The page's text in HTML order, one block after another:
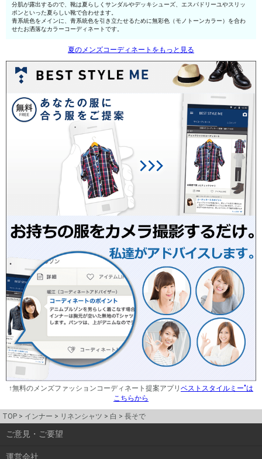
分肌が露出するので、靴は夏らしくサンダルやデッキシューズ、エスパドリーユやスリッ
ポンといった夏らしい靴で合わせます。
青系統色をメインに、青系統色を引き立たせるために無彩色（モノトーンカラー）を合わ
せたお洒落なカラーコーディネートです。
夏のメンズコーディネートをもっと見る
↑無料のメンズファッションコーディネート提案アプリ ベストスタイルミー"は
こちらから
TOP インナー リネンシャツ 白 長そで
ご意見・ご要望
運営会社